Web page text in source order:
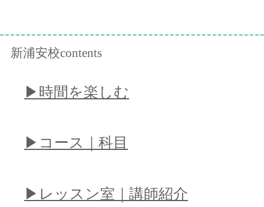
新浦安校contents
​▶︎時間を楽しむ
​▶︎コース｜科目
​▶︎レッスン室｜講師紹介